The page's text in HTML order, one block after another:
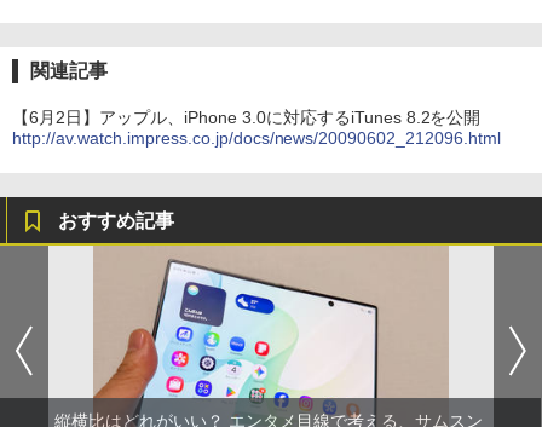
関連記事
【6月2日】アップル、iPhone 3.0に対応するiTunes 8.2を公開
http://av.watch.impress.co.jp/docs/news/20090602_212096.html
おすすめ記事
縦横比はどれがいい？ エンタメ目線で考える、サムスン